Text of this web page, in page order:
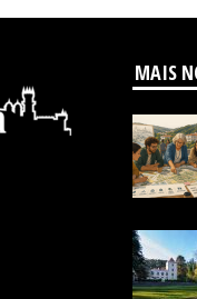
MAIS